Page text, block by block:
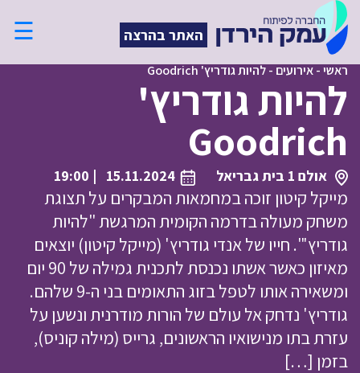
האתר בהרצה ☰
ראשי-אירועים -להיות גודריץ' Goodrich
להיות גודריץ'
Goodrich
אולם 1 בית גבריאל 15.11.2024
| 19:00
מייקל קיטון זוכה במחמאות המבקרים על תצוגת
משחק מעולה בדרמה הקומית המרגשת "להיות
גודריץ'". חייו של אנדי גודריץ' (מייקל קיטון) יוצאים
מאיזון כאשר אשתו נכנסת לתכנית גמילה של 90 יום
ומשאירה אותו לטפל בזוג התאומים בני ה-9 שלהם.
גודריץ' נדחק אל עולם של הורות מודרנית ונשען על
עזרת בתו מנישואיו הראשונים, גרייס (מילה קוניס),
בזמן […]